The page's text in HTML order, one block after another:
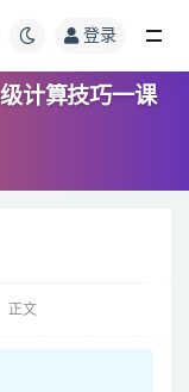
登录
计算技巧一课
正文